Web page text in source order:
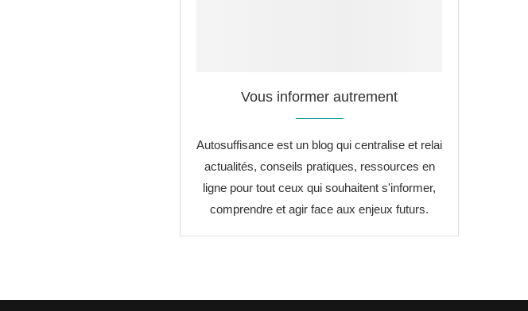
Vous informer autrement
Autosuffisance est un blog qui centralise et relai
actualités, conseils pratiques, ressources en
ligne pour tout ceux qui souhaitent s'informer,
comprendre et agir face aux enjeux futurs.